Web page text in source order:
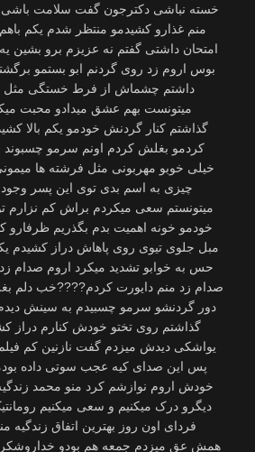
خسته نباشی دکترجون گفت سلامت باشی
منم غذارو کشیدمو منتظر شدم یکم
امتحان داشتی گفتم نه عزیزم برو بشین
بوس اروم زد روی گردنم ابو بستمو
داشتم چشماش از فرط خستگی مثل
میتونست بهم عشق میدادو محبت
گذاشتم کنار گردنش خودمو یکم بالا
کردمو بغلش کردم اونم سرمو چسبوند
خیلی خوبو مهربونی مثل فرشته ها
چیزی به اسم بدی توی این پسر
میتونستم سعی میکردم براش کم نزارم
خودمو خونه اهمیت بدم بگذریم
مبل جلوی تیوی روی پاهاش دراز کشیدم
حس به خوابو تشدید میکرد اروم صدام
صدام زد منم دایورت کردم????خب دلم
دور گردنشو سرمو چسبیدم به سینش دیدم
گذاشتم روی تختو خودش کنارم دراز
یواشکی دیدش میزدم گفت نازنین کم
پس این صدای کیه عجب سوتی داده
خودش اروم نوازشم کرد منو محمد
دیگرو درک میکنیم و سعی میکنیم
فردای اون روز بهترین اتفاق
همش عق میزدم جمعه هم بودو خداروشکر